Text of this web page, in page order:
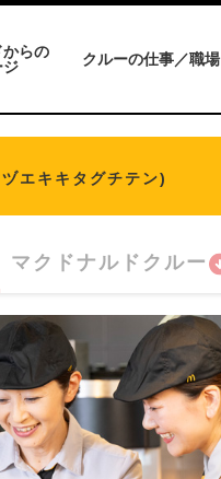
からの
ジ
クルーの仕事／職場
エキキタグチテン)
マクドナルドクルー